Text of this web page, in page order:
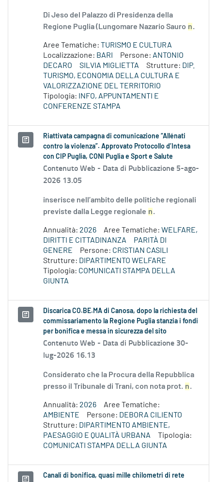
Di Jeso del Palazzo di Presidenza della
Regione Puglia (Lungomare Nazario Sauro n.
Aree Tematiche: TURISMO E CULTURA
Localizzazione: BARI Persone: ANTONIO
DECARO
SILVIA MIGLIETTA Strutture: DIP.
TURISMO, ECONOMIA DELLA CULTURA E
VALORIZZAZIONE DEL TERRITORIO
Tipologia:
INFO, APPUNTAMENTI E
CONFERENZE STAMPA
Riattivata campagna di comunicazione “Allénati
contro la violenza”. Approvato Protocollo d’Intesa
con CIP Puglia, CONI Puglia e Sport e Salute
Contenuto Web - Data di Pubblicazione 5-ago-
2026 13.05
inserisce nell’ambito delle politiche regionali
previste dalla Legge regionale n.
Annualità: 2026 Aree Tematiche: WELFARE,
DIRITTI E CITTADINANZA
PARITÀ DI
GENERE
Persone: CRISTIAN CASILI
Strutture: DIPARTIMENTO WELFARE
Tipologia: COMUNICATI STAMPA DELLA
GIUNTA
Discarica CO.BE.MA di Canosa, dopo la richiesta del
commissariamento la Regione Puglia stanzia i fondi
per bonifica e messa in sicurezza del sito
Contenuto Web - Data di Pubblicazione 30-
lug-2026 16.13
Considerato che la Procura della Repubblica
presso il Tribunale di Trani, con nota prot. n.
Annualità: 2026
Aree Tematiche:
AMBIENTE
Persone: DEBORA CILIENTO
Strutture: DIPARTIMENTO AMBIENTE,
PAESAGGIO E QUALITÀ URBANA
Tipologia:
COMUNICATI STAMPA DELLA GIUNTA
Canali di bonifica, quasi mille chilometri di rete